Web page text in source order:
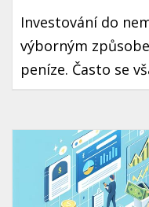
Investování do
výborným
peníze. Často se
potřeba mít
Existují ale i
nevyžadují
jsou vhodné i pro